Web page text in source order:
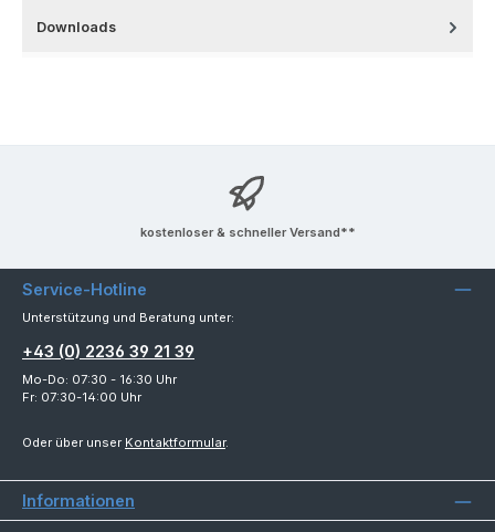
Downloads
kostenloser & schneller Versand**
Service-Hotline
Unterstützung und Beratung unter:
+43 (0) 2236 39 21 39
Mo-Do: 07:30 - 16:30 Uhr
Fr: 07:30-14:00 Uhr
Oder über unser Kontaktformular.
Informationen